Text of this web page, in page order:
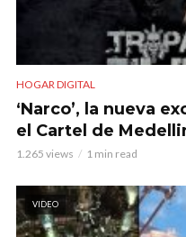
HOGAR DIGITAL
‘Narco’, la nueva
el Cartel de
1.265 views 1 min read
VIDEO